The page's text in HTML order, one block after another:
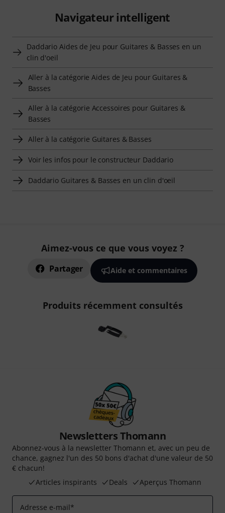
Navigateur intelligent
Daddario Aides de Jeu pour Guitares & Basses en un
clin d'oeil
Aller à la catégorie Aides de Jeu pour Guitares &
Basses
Aller à la catégorie Accessoires pour Guitares &
Basses
Aller à la catégorie Guitares & Basses
Voir les infos pour le constructeur Daddario
Daddario Guitares & Basses en un clin d'oeil
Aimez-vous ce que vous voyez ?
Partager Aide et commentaires
Produits récemment consultés
Newsletters Thomann
Abonnez-vous à la newsletter Thomann et, avec un peu de
chance, gagnez l'un des 50 bons d'achat d'une valeur de 50
€ chacun!
Articles inspirants
Deals Aperçus Thomann
Adresse e-mail*